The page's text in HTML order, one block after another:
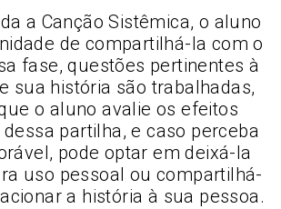
a Canção Sistêmica, o aluno
de compartilhá-la com o
fase, questões pertinentes à
sua história são trabalhadas,
o aluno avalie os efeitos
partilha, e caso perceba
pode optar em deixá-la
uso pessoal ou compartilhá-
a história à sua pessoa.